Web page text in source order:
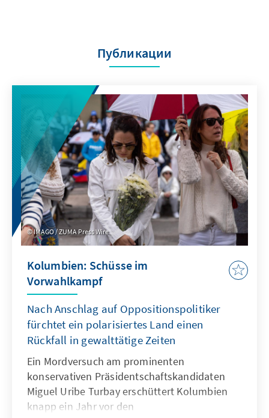
Публикации
IMAGO / ZUMA Press Wire
Kolumbien: Schüsse im
Vorwahlkampf
Nach Anschlag auf Oppositionspolitiker
fürchtet ein polarisiertes Land einen
Rückfall in gewalttätige Zeiten
Ein Mordversuch am prominenten
konservativen Präsidentschaftskandidaten
Miguel Uribe Turbay erschüttert Kolumbien
knapp ein Jahr vor den